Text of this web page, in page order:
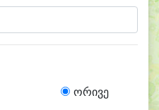
ორივე